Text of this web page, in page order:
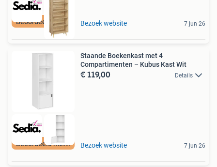
Beoordeeld met 9+ Bezoek website 7 jun 26
Beoordeeld met 9+
Staande Boekenkast met 4
Compartimenten – Kubus Kast Wit
€ 119,00 Details
Bezoek website 7 jun 26